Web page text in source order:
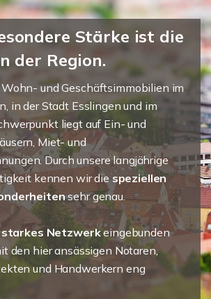
Stärke ist die
der Region.
und Geschäftsimmobilien im
in der Stadt Esslingen und im
liegt auf Ein- und
Miet- und
Durch unsere langjährige
kennen wir diespeziellen
sehr genau.
starkes Netzwerkeingebunden
den hier ansässigen Notaren,
und Handwerkern eng